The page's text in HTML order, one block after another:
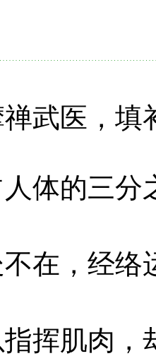
医，填
的三分
，经络
肌肉，